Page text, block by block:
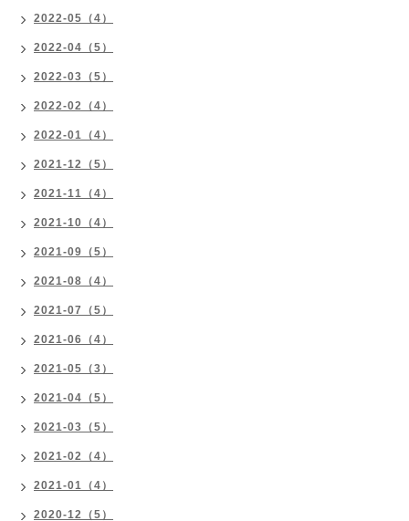
2022-05（4）
2022-04（5）
2022-03（5）
2022-02（4）
2022-01（4）
2021-12（5）
2021-11（4）
2021-10（4）
2021-09（5）
2021-08（4）
2021-07（5）
2021-06（4）
2021-05（3）
2021-04（5）
2021-03（5）
2021-02（4）
2021-01（4）
2020-12（5）